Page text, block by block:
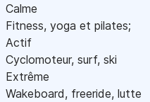
Calme
Fitness, yoga et pilates;
Actif
Cyclomoteur, surf, ski
Extrême
Wakeboard, freeride, lutte